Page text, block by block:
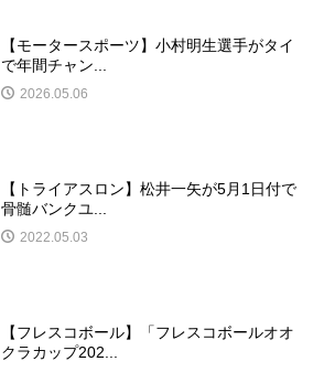
【モータースポーツ】小村明生選手がタイ
で年間チャン...
2026.05.06
【トライアスロン】松井一矢が5月1日付で
骨髄バンクユ...
2022.05.03
【フレスコボール】「フレスコボールオオ
クラカップ202...